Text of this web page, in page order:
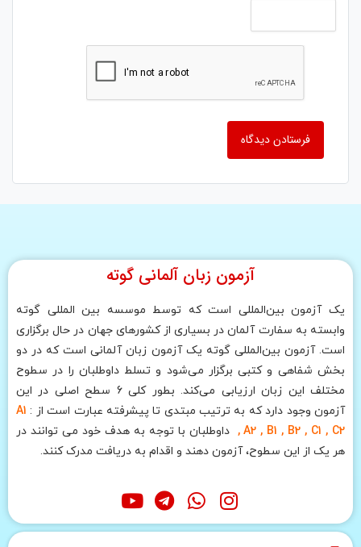
آزمون زبان آلمانی گوته
یک آزمون بین‌المللی است که توسط موسسه بین المللی گوته
وابسته به سفارت آلمان در بسیاری از کشورهای جهان در حال برگزاری
است. آزمون بین‌المللی گوته یک آزمون زبان آلمانی است که در دو
بخش شفاهی و کتبی برگزار می‌شود و تسلط داوطلبان را در سطوح
مختلف این زبان ارزیابی می‌کند. بطور کلی 6 سطح اصلی در این
آزمون وجود دارد که به ترتیب مبتدی تا پیشرفته عبارت است از : A1
, A2 , B1 , B2 , C1 , C2 داوطلبان با توجه به هدف خود می توانند در
هر یک از این سطوح، آزمون دهند و اقدام به دریافت مدرک کنند.